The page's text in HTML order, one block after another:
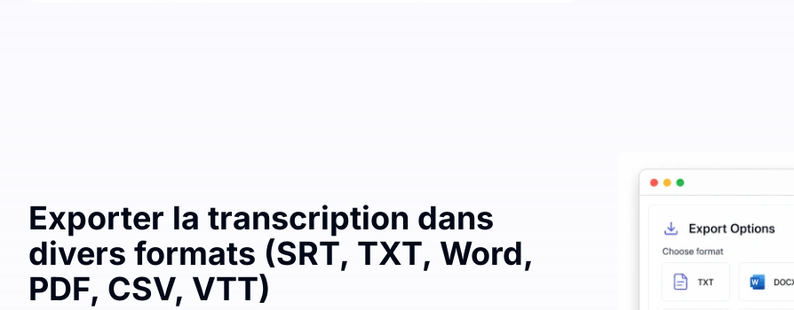
Exporter la transcription dans
divers formats (SRT, TXT, Word,
PDF, CSV, VTT)